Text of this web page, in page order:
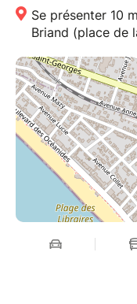
Se présenter 10
Briand (place de